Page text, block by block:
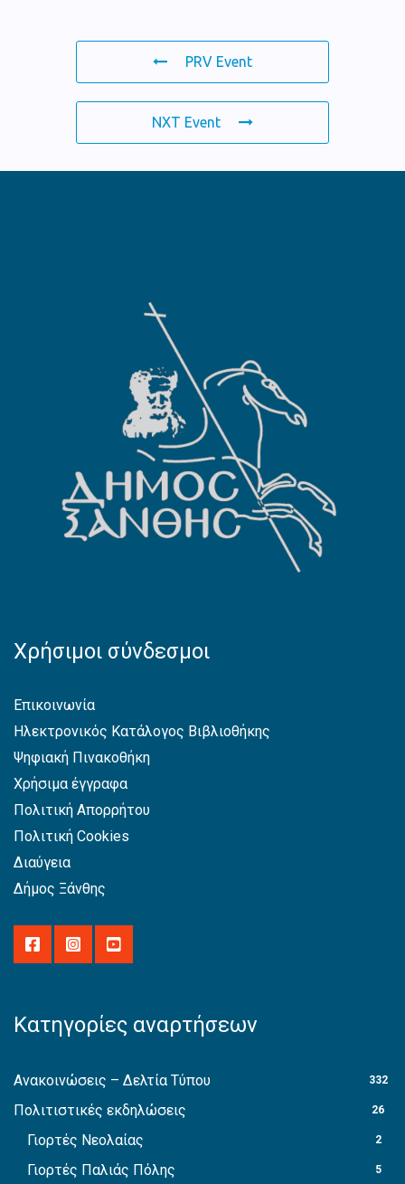
PRV Event
NXT Event
Χρήσιμοι σύνδεσμοι
Επικοινωνία
Ηλεκτρονικός Κατάλογος Βιβλιοθήκης
Ψηφιακή Πινακοθήκη
Χρήσιμα έγγραφα
Πολιτική Απορρήτου
Πολιτική Cookies
Διαύγεια
Δήμος Ξάνθης
Κατηγορίες αναρτήσεων
Ανακοινώσεις – Δελτία Τύπου 332
Πολιτιστικές εκδηλώσεις 26
Γιορτές Νεολαίας 2
Γιορτές Παλιάς Πόλης 5